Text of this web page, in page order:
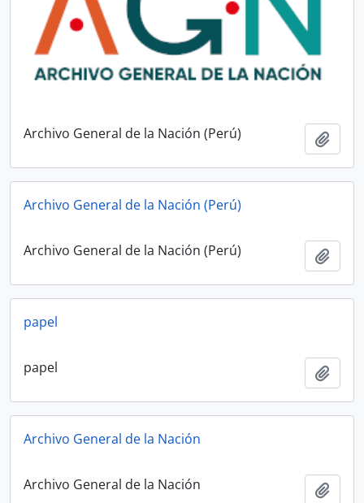
Archivo General de la Nación (Perú)
Archivo General de la Nación (Perú)
Archivo General de la Nación (Perú)
papel
papel
Archivo General de la Nación
Archivo General de la Nación